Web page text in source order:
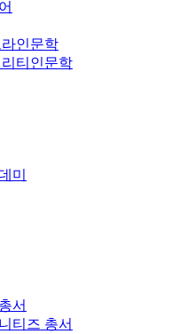
인문학
티인문학
미
서
티즈 총서